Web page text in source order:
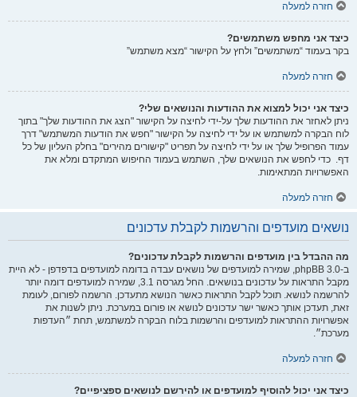
חזרה למעלה
כיצד אני מחפש משתמשים?
בקר בעמוד “משתמשים” ולחץ על הקישור “מצא משתמש”
חזרה למעלה
כיצד אני יכול למצוא את ההודעות והנושאים שלי?
ניתן לאחזר את ההודעות שלך על-ידי לחיצה על הקישור "הצג את ההודעות שלך" בתוך
לוח הבקרה למשתמש או על ידי לחיצה על הקישור "חפש את הודעות המשתמש" דרך
עמוד הפרופיל שלך או על ידי לחיצה על תפריט "קישורים מהירים" בחלק העליון של כל
דף. כדי לחפש את הנושאים שלך, השתמש בעמוד החיפוש המתקדם ומלא את
האפשרויות המתאימות.
חזרה למעלה
נושאים מועדפים והרשמות לקבלת עדכונים
מה ההבדל בין מועדפים והרשמות לקבלת עדכונים?
ב-phpBB 3.0, שמירה למועדפים של נושאים עבדה בדומה למועדפים בדפדפן - לא היית
מקבל התראות על עדכונים בנושאים. החל מגרסה 3.1, שמירה למועדפים דומה יותר
להרשמה לנושא. תוכל לקבל התראות כאשר הנושא מתעדכן. הרשמה לפורום, לעומת
זאת, תעדכן אותך כאשר ישר עדכונים לנושא או פורום במערכת. ניתן לשנות את
אפשרויות ההתראות למועדפים והרשמות בלוח הבקרה למשתמש, תחת ״העדפות
מערכת״.
חזרה למעלה
כיצד אני יכול להוסיף למועדפים או להירשם לנושאים ספציפיים?